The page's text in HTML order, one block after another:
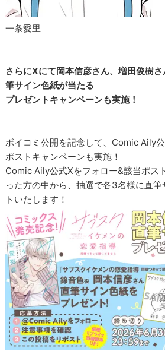
一条愛里
さらにXにて岡本信彦さん、増田俊樹
筆サイン色紙が当たる
プレゼントキャンペーンも実施！
ボイコミ公開を記念して、Comic Aily
ポストキャンペーンも実施！
Comic Aily公式Xをフォロー&該当ポス
った方の中から、抽選で各3名様に直
トいたします！